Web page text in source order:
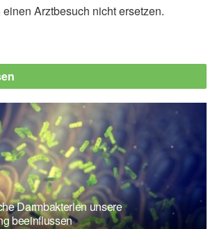
Arztbesuch nicht ersetzen.
Darmbakterien unsere
beeinflussen